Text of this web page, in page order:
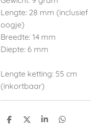
Lengte: 28 mm (inclusief
oogje)
Breedte: 14 mm
Diepte: 6 mm
Lengte ketting: 55 cm
(inkortbaar)
D
D
S
D